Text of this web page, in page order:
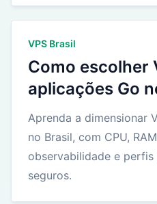
VPS Brasil
Como escolher
aplicações Go
Aprenda a dimensionar
no Brasil, com CPU,
observabilidade e perfis
seguros.